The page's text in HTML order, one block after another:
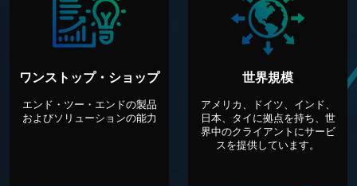
ワンストップ・ショップ
エンド・ツー・エンドの製品
およびソリューションの能力
世界規模
アメリカ、ドイツ、インド、
日本、タイに拠点を持ち、世
界中のクライアントにサービ
スを提供しています。